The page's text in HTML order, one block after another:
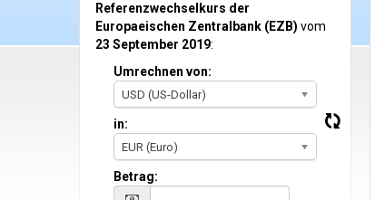
Referenzwechselkurs der
Europaeischen Zentralbank (EZB) vom
23 September 2019:
Umrechnen von:
USD (US-Dollar)
in:
EUR (Euro)
Betrag: